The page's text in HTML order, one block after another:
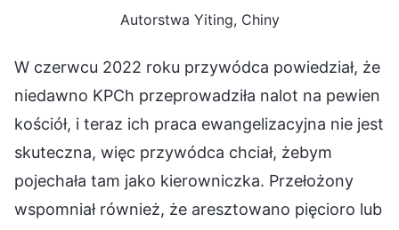
Autorstwa Yiting, Chiny
W czerwcu 2022 roku przywódca powiedział, że
niedawno KPCh przeprowadziła nalot na pewien
kościół, i teraz ich praca ewangelizacyjna nie jest
skuteczna, więc przywódca chciał, żebym
pojechała tam jako kierowniczka. Przełożony
wspomniał również, że aresztowano pięcioro lub